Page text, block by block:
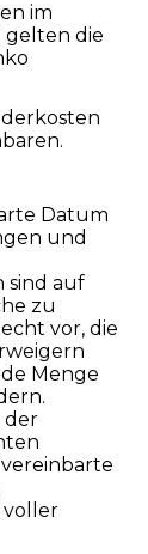
im
gelten die
Datum
und
sind auf
zu
vor, die
Menge
der
voller